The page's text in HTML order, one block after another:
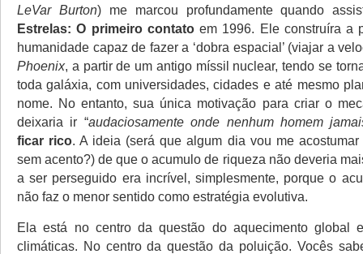
LeVar Burton) me marcou profundamente quando
Estrelas: O primeiro contatoem 1996. Ele construíra a
humanidade capaz de fazer a ‘dobra espacial’ (viajar a
Phoenix, a partir de um antigo míssil nuclear, tendo se
toda galáxia, com universidades, cidades e até mesmo
nome. No entanto, sua única motivação para criar o
deixaria ir “audaciosamente onde nenhum homem
ficar rico. A ideia (será que algum dia vou me
sem acento?) de que o acumulo de riqueza não deveria
a ser perseguido era incrível, simplesmente, porque o
não faz o menor sentido como estratégia evolutiva.
Ela está no centro da questão do aquecimento global
climáticas. No centro da questão da poluição. Vocês